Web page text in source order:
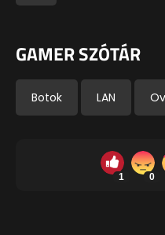
GAMER SZÓTÁR
Botok LAN
1 0